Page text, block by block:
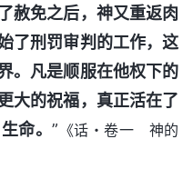
赦免之后，神又重返肉
了刑罚审判的工作，这
。凡是顺服在他权下的
大的祝福，真正活在了
命。” 《话・卷一 神的